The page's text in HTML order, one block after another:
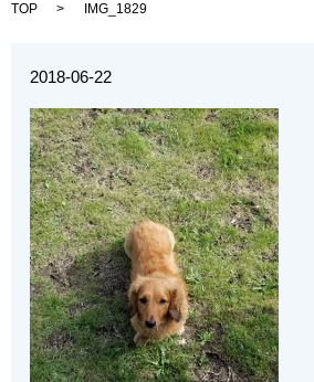
TOP IMG_1829
2018-06-22